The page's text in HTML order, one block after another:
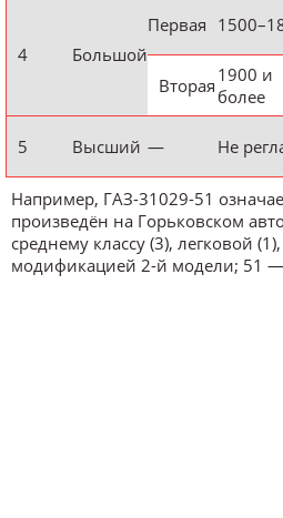
4 Большой
Первая
Вторая 1900 и
более
5 Высший — Не
Например, ГАЗ-31029-51
произведён на Горьковском
среднему классу (3), легковой
модификацией 2-й модели; 51